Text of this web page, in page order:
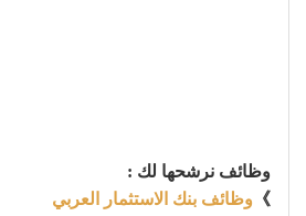
وظائف نرشحها لك :
》 وظائف بنك الاستثمار العربي